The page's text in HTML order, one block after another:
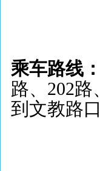
乘车路线：
路、 202路
到文教路